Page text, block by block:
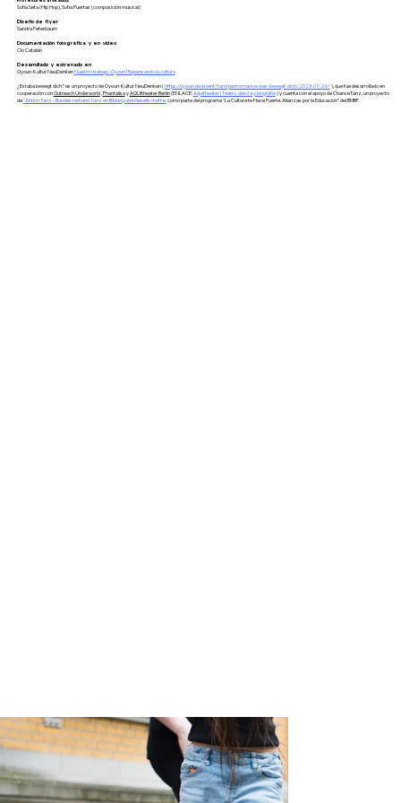
Sofia Seta (Hip Hop), Sofia Puertas (composición musical)
Diseño de flyer
Sandra Feferbaum
Documentación fotográfica y en vídeo
Clo Catalán
Desarrollado y estrenado en
Oyoun-Kultur NeuDenkenNuestro trabajo · Oyoun | Repensando la cultura
¿Estaba bewegt dich? es un proyecto de Oyoun-Kultur NeuDenken (https://oyoun.de/event/tanzperformance-was-bewegt-dich/2023-07-24/ ), que fue desarrollado en
cooperación conOutreach Underworld, PhantalisayAQUItheater Berlin(ENLACE:Aquitheater | Teatro, danza y biografía) y cuenta con el apoyo de ChanceTanz, un proyecto
de"Aktion Tanz - Bundesverband Tanz en Bildung und Gesellschaft e. como parte del programa “La Cultura te Hace Fuerte. Alianzas por la Educación” del BMBF.